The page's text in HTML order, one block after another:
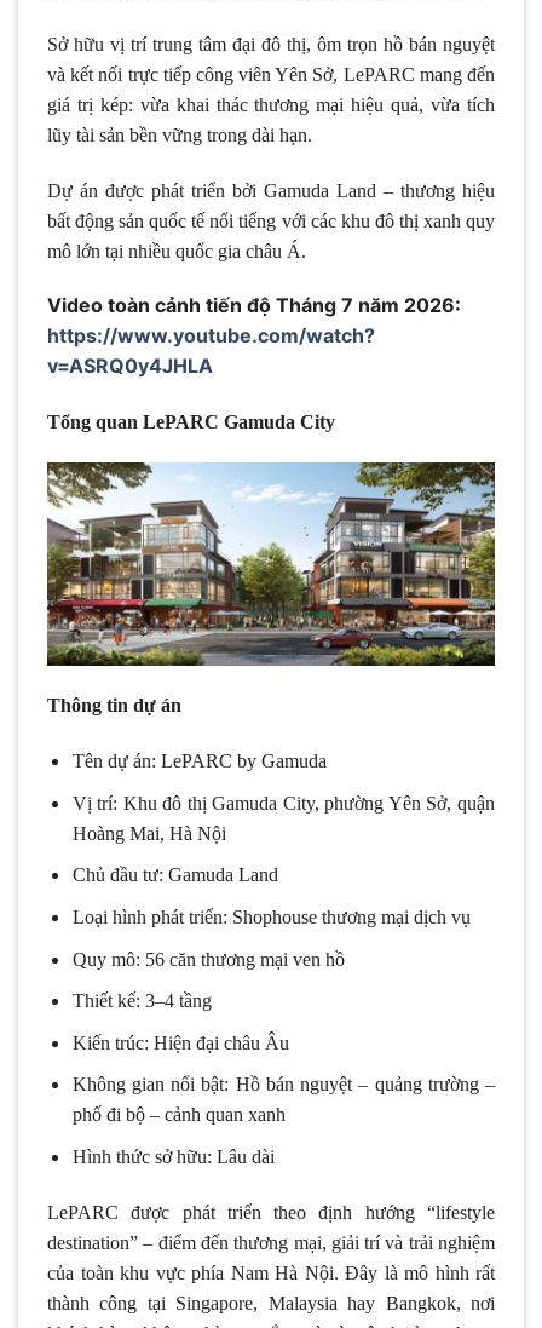
Sở hữu vị trí trung tâm đại đô thị, ôm trọn hồ bán nguyệt
và kết nối trực tiếp công viên Yên Sở, LePARC mang đến
giá trị kép: vừa khai thác thương mại hiệu quả, vừa tích
lũy tài sản bền vững trong dài hạn.
Dự án được phát triển bởi Gamuda Land – thương hiệu
bất động sản quốc tế nổi tiếng với các khu đô thị xanh quy
mô lớn tại nhiều quốc gia châu Á.
Video toàn cảnh tiến độ Tháng 7 năm 2026:
https://www.youtube.com/watch?
v=ASRQ0y4JHLA
Tổng quan LePARC Gamuda City
Thông tin dự án
Tên dự án: LePARC by Gamuda
Vị trí: Khu đô thị Gamuda City, phường Yên Sở, quận
Hoàng Mai, Hà Nội
Chủ đầu tư: Gamuda Land
Loại hình phát triển: Shophouse thương mại dịch vụ
Quy mô: 56 căn thương mại ven hồ
Thiết kế: 3–4 tầng
Kiến trúc: Hiện đại châu Âu
Không gian nổi bật: Hồ bán nguyệt – quảng trường –
phố đi bộ – cảnh quan xanh
Hình thức sở hữu: Lâu dài
LePARC được phát triển theo định hướng “lifestyle
destination” – điểm đến thương mại, giải trí và trải nghiệm
của toàn khu vực phía Nam Hà Nội. Đây là mô hình rất
thành công tại Singapore, Malaysia hay Bangkok, nơi